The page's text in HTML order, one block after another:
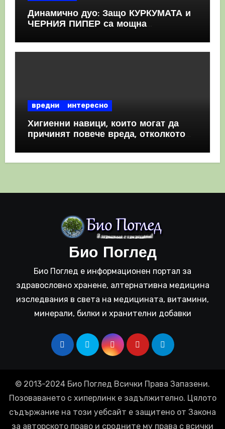
Динамично дуо: Защо КУРКУМАТА и
ЧЕРНИЯ ПИПЕР са мощна
вредни интересно
Хигиенни навици, които могат да
причинят повече вреда, отколкото
Био Поглед
Био Поглед е информационен портал за
здравословно хранене, алтернативна медицина
изследвания в света на медицината, витамини,
минерали, билки и хранителни добавки
© 2013-2024 Био Поглед Всички Права Запазени.
Позоваването с хиперлинк е задължително. Цялото
съдържание на този уебсайт е защитено от Закона
за авторското право и сродните му права с всички